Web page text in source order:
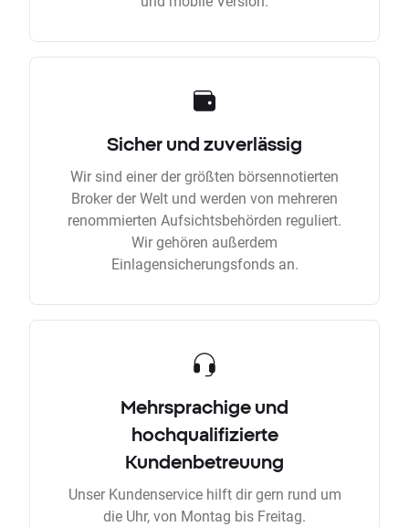
Sicher und zuverlässig
Wir sind einer der größten börsennotierten
Broker der Welt und werden von mehreren
renommierten Aufsichtsbehörden reguliert.
Wir gehören außerdem
Einlagensicherungsfonds an.
Mehrsprachige und
hochqualifizierte
Kundenbetreuung
Unser Kundenservice hilft dir gern rund um
die Uhr, von Montag bis Freitag.